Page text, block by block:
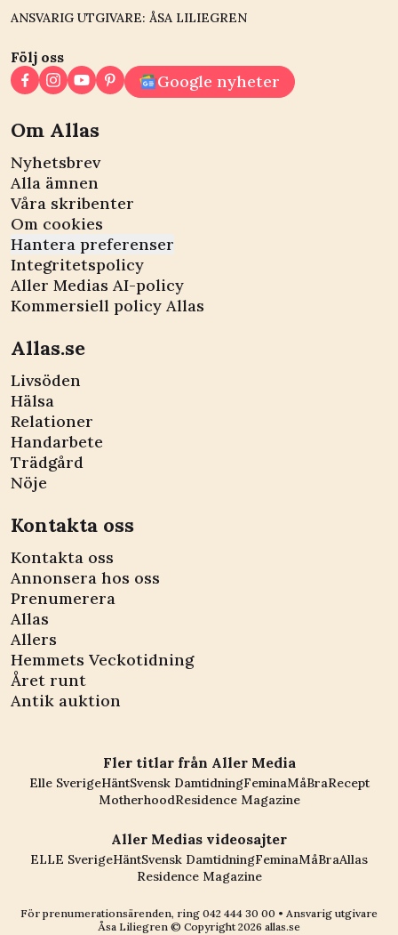
ANSVARIG UTGIVARE: ÅSA LILIEGREN
Följ oss
Google nyheter
Om Allas
Nyhetsbrev
Alla ämnen
Våra skribenter
Om cookies
Hantera preferenser
Integritetspolicy
Aller Medias AI-policy
Kommersiell policy Allas
Allas.se
Livsöden
Hälsa
Relationer
Handarbete
Trädgård
Nöje
Kontakta oss
Kontakta oss
Annonsera hos oss
Prenumerera
Allas
Allers
Hemmets Veckotidning
Året runt
Antik auktion
Fler titlar från Aller Media
Elle SverigeHäntSvensk DamtidningFeminaMåBraRecept
MotherhoodResidence Magazine
Aller Medias videosajter
ELLE SverigeHäntSvensk DamtidningFeminaMåBraAllas
Residence Magazine
För prenumerationsärenden, ring 042 444 30 00 • Ansvarig utgivare
Åsa Liliegren © Copyright2026 allas.se